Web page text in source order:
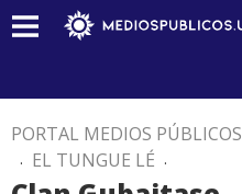
PORTAL MEDIOS PÚBLICOS
. EL TUNGUE LÉ .